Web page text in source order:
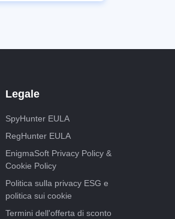
Legale
SpyHunter EULA
RegHunter EULA
EnigmaSoft Privacy Policy &
Cookie Policy
Politica sulla privacy ESG e
politica sui cookie
Termini dell'offerta di sconto